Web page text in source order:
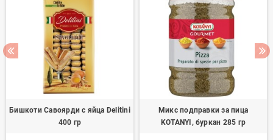
Бишкоти Савоярди с яйца Delitini
400 гр
Микс подправки за пица
KOTANYI, буркан 285 гр